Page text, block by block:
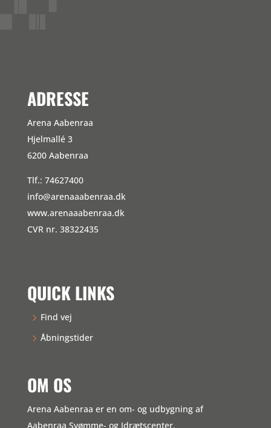
ADRESSE
Arena Aabenraa
Hjelmallé 3
6200 Aabenraa
Tlf.: 74627400
info@arenaaabenraa.dk
www.arenaaabenraa.dk
CVR nr. 38322435
QUICK LINKS
Find vej
Åbningstider
OM OS
Arena Aabenraa er en om- og udbygning af
Aabenraa Svømme- og Idrætscenter.